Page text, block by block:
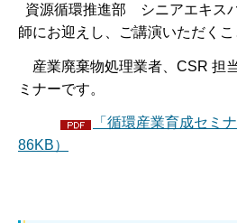
資源循環推進部 シニアエキス
師にお迎えし、ご講演いただくこ
産業廃棄物処理業者、CSR 担
ミナーです。
「循環産業育成セミ
86KB）